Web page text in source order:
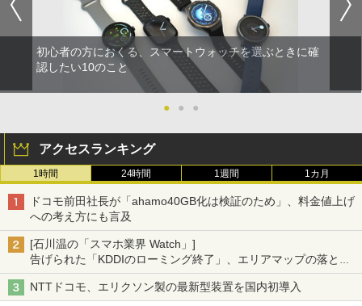
初心者の方におくる、スマートウォッチを選ぶときに確
認したい10のこと
● ● ●
アクセスランキング
1時間 24時間 1週間 1カ月
ドコモ前田社長が「ahamo40GB化は検証のため」、料金値上げ
への考え方にも言及
[石川温の「スマホ業界 Watch」]
告げられた「KDDIのローミング終了」、エリアマップの落とし
穴と楽天モバイルの課題
NTTドコモ、エリクソン製の最新型装置を国内初導入